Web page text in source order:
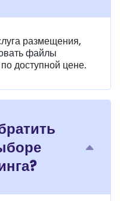
размещения,
файлы
доступной цене.